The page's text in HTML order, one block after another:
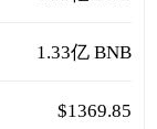
1.33亿 BNB
$1369.85